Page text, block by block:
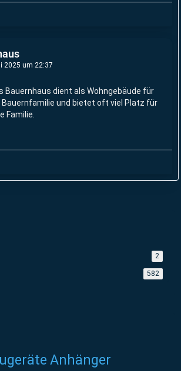
2025 um 22:37
Bauernhaus dient als Wohngebäude für
Bauernfamilie und bietet oft viel Platz für
Familie.
2
582
Anhänger